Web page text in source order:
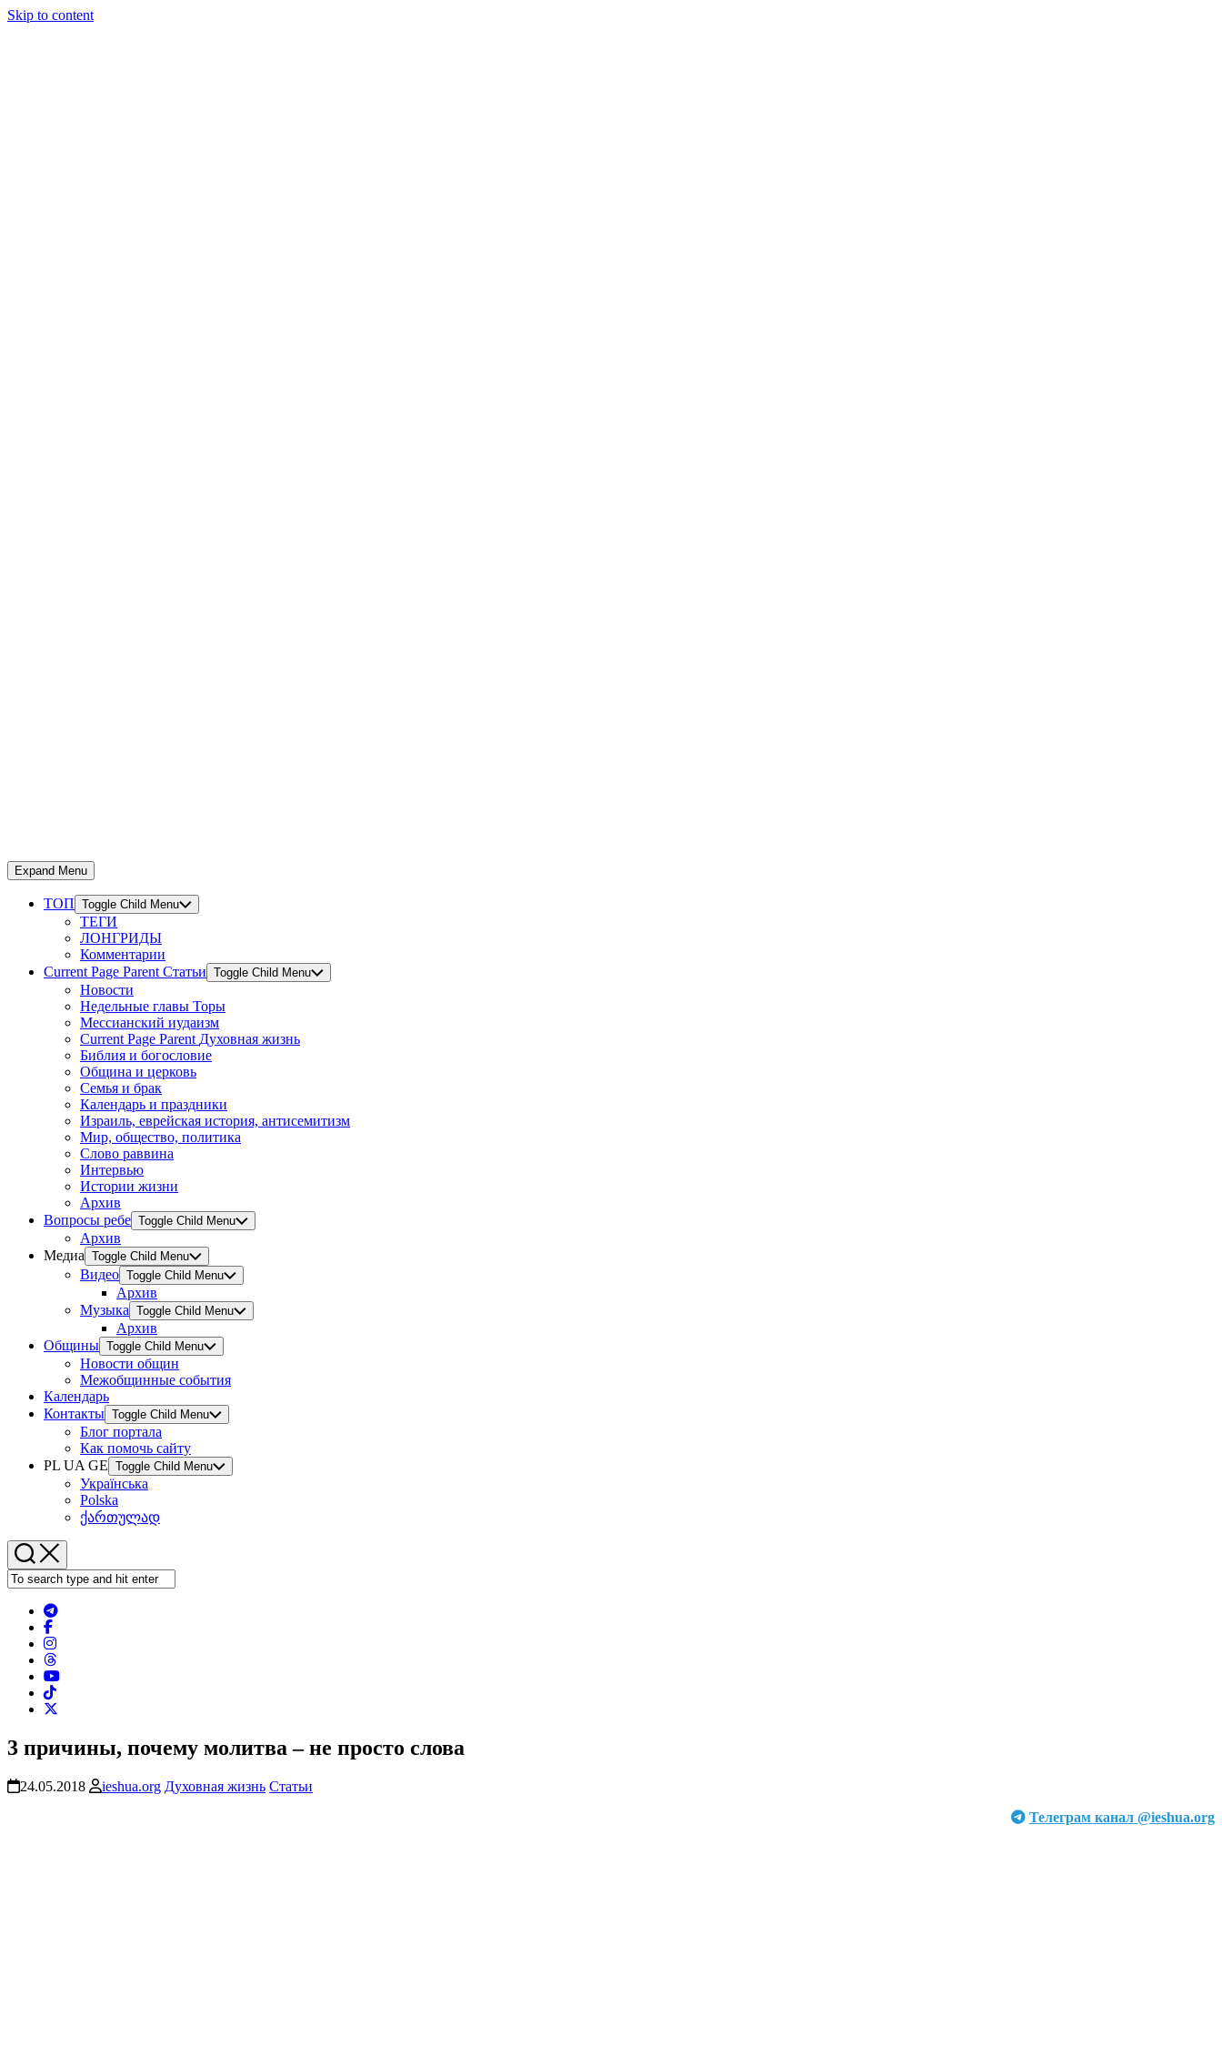
Skip to content
Expand Menu
ТОП Toggle Child Menu
ТЕГИ
ЛОНГРИДЫ
Комментарии
Current Page Parent Статьи Toggle Child Menu
Новости
Недельные главы Торы
Мессианский иудаизм
Current Page Parent Духовная жизнь
Библия и богословие
Община и церковь
Семья и брак
Календарь и праздники
Израиль, еврейская история, антисемитизм
Мир, общество, политика
Слово раввина
Интервью
Истории жизни
Архив
Вопросы ребе Toggle Child Menu
Архив
Медиа Toggle Child Menu
Видео Toggle Child Menu
Архив
Музыка Toggle Child Menu
Архив
Общины Toggle Child Menu
Новости общин
Межобщинные события
Календарь
Контакты Toggle Child Menu
Блог портала
Как помочь сайту
PL UA GE Toggle Child Menu
Українська
Polska
ქართულად
3 причины, почему молитва – не просто слова
24.05.2018 ieshua.org Духовная жизнь Статьи
Телеграм канал @ieshua.org